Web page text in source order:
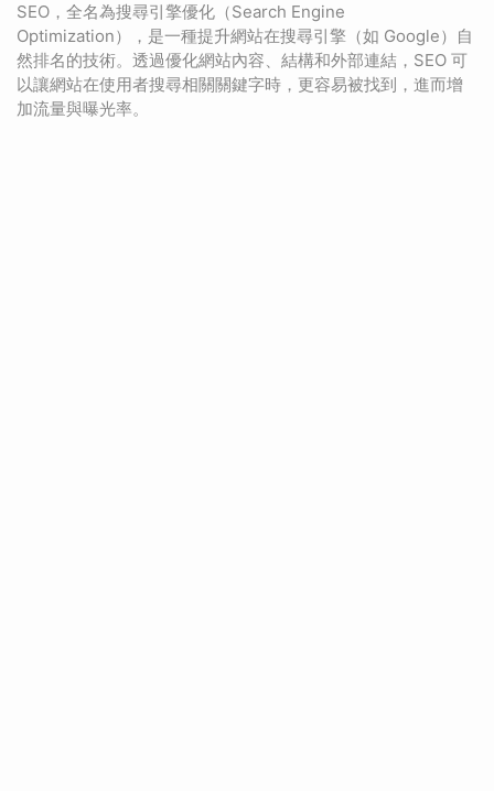
SEO，全名為搜尋引擎優化（Search Engine
Optimization），是一種提升網站在搜尋引擎（如 Google）自
然排名的技術。透過優化網站內容、結構和外部連結，SEO 可
以讓網站在使用者搜尋相關關鍵字時，更容易被找到，進而增
加流量與曝光率。